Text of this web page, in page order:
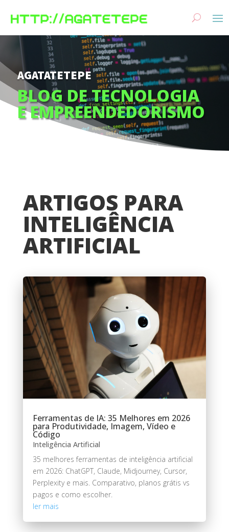
AGATATETEPE
BLOG DE TECNOLOGIA
E EMPREENDEDORISMO
ARTIGOS PARA
INTELIGÊNCIA
ARTIFICIAL
Ferramentas de IA: 35 Melhores em 2026
para Produtividade, Imagem, Vídeo e
Código
Inteligência Artificial
35 melhores ferramentas de inteligência artificial
em 2026: ChatGPT, Claude, Midjourney, Cursor,
Perplexity e mais. Comparativo, planos grátis vs
pagos e como escolher.
ler mais